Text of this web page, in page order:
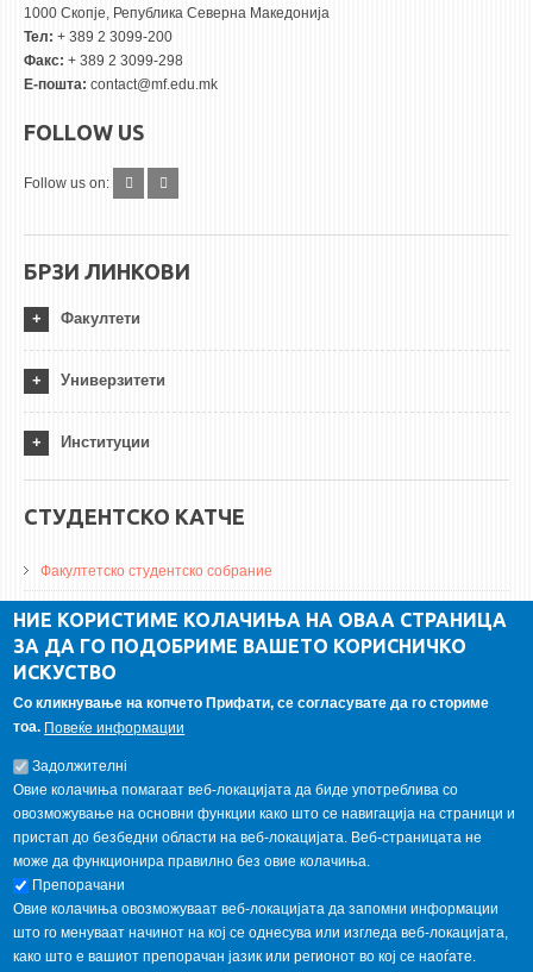
1000 Скопје, Република Северна Македонија
Тел: + 389 2 3099-200
Факс: + 389 2 3099-298
Е-пошта: contact@mf.edu.mk
FOLLOW US
Follow us on:
БРЗИ ЛИНКОВИ
Факултети
Универзитети
Институции
СТУДЕНТСКО КАТЧЕ
Факултетско студентско собрание
ДА Винчи магазин
Алумни асоцијација
ГАЛЕРИЈА
НИЕ КОРИСТИМЕ КОЛАЧИЊА НА ОВАА СТРАНИЦА
ЗА ДА ГО ПОДОБРИМЕ ВАШЕТО КОРИСНИЧКО
ИСКУСТВО
Со кликнување на копчето Прифати, се согласувате да го сториме
тоа. Повеќе информации
Задолжителнi
Овие колачиња помагаат веб-локацијата да биде употреблива со
овозможување на основни функции како што се навигација на страници и
пристап до безбедни области на веб-локацијата. Веб-страницата не
може да функционира правилно без овие колачиња.
Препорачани
Овие колачиња овозможуваат веб-локацијата да запомни информации
што го менуваат начинот на кој се однесува или изгледа веб-локацијата,
како што е вашиот препорачан јазик или регионот во кој се наоѓате.